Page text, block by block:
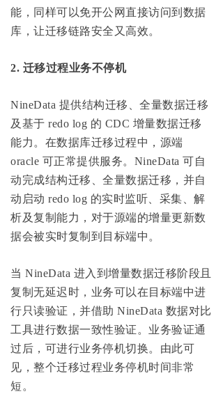
能，同样可以免开公网直接访问到数据
库，让迁移链路安全又高效。
2. 迁移过程业务不停机
NineData 提供结构迁移、全量数据迁移
及基于 redo log 的 CDC 增量数据迁移
能力。在数据库迁移过程中，源端
oracle 可正常提供服务。NineData 可自
动完成结构迁移、全量数据迁移，并自
动启动 redo log 的实时监听、采集、解
析及复制能力，对于源端的增量更新数
据会被实时复制到目标端中。
当 NineData 进入到增量数据迁移阶段且
复制无延迟时，业务可以在目标端中进
行只读验证，并借助 NineData 数据对比
工具进行数据一致性验证。业务验证通
过后，可进行业务停机切换。由此可
见，整个迁移过程业务停机时间非常
短。